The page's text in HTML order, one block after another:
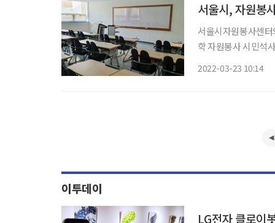
서울시, 자원봉
서울시자원봉사센
학 자원봉사 시민석
2022-03-23 10:14
이투데이
LG전자 클로이